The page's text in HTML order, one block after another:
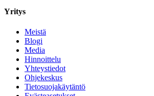
Yritys
Meistä
Blogi
Media
Hinnoittelu
Yhteystiedot
Ohjekeskus
Tietosuojakäytäntö